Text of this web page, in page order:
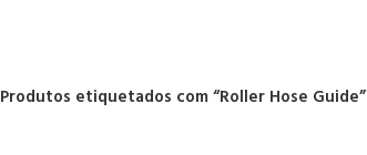
Produtos etiquetados com “Roller Hose Guide”